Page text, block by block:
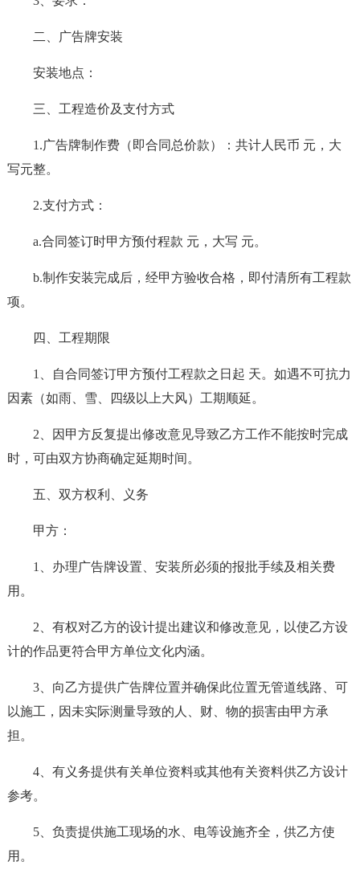
二、广告牌安装
安装地点：
三、工程造价及支付方式
1.广告牌制作费（即合同总价款）：共计人民币 元，大
写元整。
2.支付方式：
a.合同签订时甲方预付程款 元，大写 元。
b.制作安装完成后，经甲方验收合格，即付清所有工程款
项。
四、工程期限
1、自合同签订甲方预付工程款之日起 天。如遇不可抗力
因素（如雨、雪、四级以上大风）工期顺延。
2、因甲方反复提出修改意见导致乙方工作不能按时完成
时，可由双方协商确定延期时间。
五、双方权利、义务
甲方：
1、办理广告牌设置、安装所必须的报批手续及相关费
用。
2、有权对乙方的设计提出建议和修改意见，以使乙方设
计的作品更符合甲方单位文化内涵。
3、向乙方提供广告牌位置并确保此位置无管道线路、可
以施工，因未实际测量导致的人、财、物的损害由甲方承
担。
4、有义务提供有关单位资料或其他有关资料供乙方设计
参考。
5、负责提供施工现场的水、电等设施齐全，供乙方使
用。